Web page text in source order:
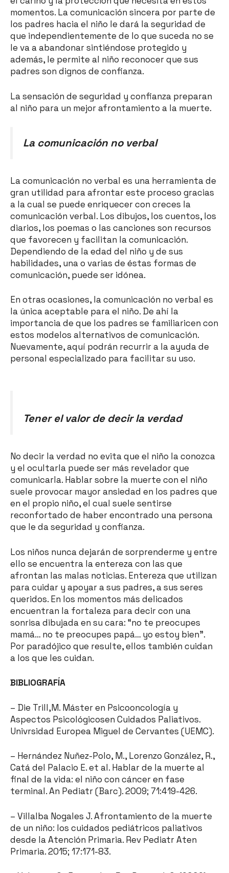
momentos. La comunicación sincera por parte de
los padres hacia el niño le dará la seguridad de
que independientemente de lo que suceda no se
le va a abandonar sintiéndose protegido y
además, le permite al niño reconocer que sus
padres son dignos de confianza.
La sensación de seguridad y confianza preparan
al niño para un mejor afrontamiento a la muerte.
La comunicación no verbal
La comunicación no verbal es una herramienta de
gran utilidad para afrontar este proceso gracias
a la cual se puede enriquecer con creces la
comunicación verbal. Los dibujos, los cuentos, los
diarios, los poemas o las canciones son recursos
que favorecen y facilitan la comunicación.
Dependiendo de la edad del niño y de sus
habilidades, una o varias de éstas formas de
comunicación, puede ser idónea.
En otras ocasiones, la comunicación no verbal es
la única aceptable para el niño. De ahí la
importancia de que los padres se familiaricen con
estos modelos alternativos de comunicación.
Nuevamente, aquí podrán recurrir a la ayuda de
personal especializado para facilitar su uso.
Tener el valor de decir la verdad
No decir la verdad no evita que el niño la conozca
y el ocultarla puede ser más revelador que
comunicarla. Hablar sobre la muerte con el niño
suele provocar mayor ansiedad en los padres que
en el propio niño, el cual suele sentirse
reconfortado de haber encontrado una persona
que le da seguridad y confianza.
Los niños nunca dejarán de sorprenderme y entre
ello se encuentra la entereza con las que
afrontan las malas noticias. Entereza que utilizan
para cuidar y apoyar a sus padres, a sus seres
queridos. En los momentos más delicados
encuentran la fortaleza para decir con una
sonrisa dibujada en su cara: “no te preocupes
mamá… no te preocupes papá… yo estoy bien”.
Por paradójico que resulte, ellos también cuidan
a los que les cuidan.
BIBLIOGRAFÍA
– Die Trill,M. Máster en Psicooncología y
Aspectos Psicológicosen Cuidados Paliativos.
Univrsidad Europea Miguel de Cervantes (UEMC).
– Hernández Nuñez-Polo, M., Lorenzo González, R.,
Catá del Palacio E. et al. Hablar de la muerte al
final de la vida: el niño con cáncer en fase
terminal. An Pediatr (Barc). 2009; 71:419-426.
– Villalba Nogales J. Afrontamiento de la muerte
de un niño: los cuidados pediátricos paliativos
desde la Atención Primaria. Rev Pediatr Aten
Primaria. 2015; 17:171-83.